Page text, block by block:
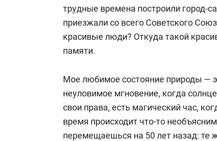
В 1990-х Акилов покинул
родину, где черпает вдохновение
Третьяковской галерее,
Таджикистане, России, США,
Великобритании. Персональные
Таджикистане, Великобритании и
трудные времена построили город-
приезжали со всего Советского
красивые люди? Откуда такой
памяти.
Мое любимое состояние природы —
неуловимое мгновение, когда
свои права, есть магический час,
время происходит что-то
перемещаешься на 50 лет назад: те